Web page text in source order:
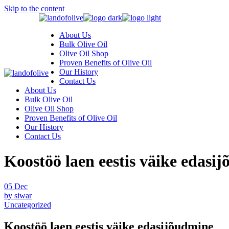
Skip to the content
About Us
Bulk Olive Oil
Olive Oil Shop
Proven Benefits of Olive Oil
Our History
Contact Us
About Us
Bulk Olive Oil
Olive Oil Shop
Proven Benefits of Olive Oil
Our History
Contact Us
Koostöö laen eestis väike
05 Dec
by siwar
Uncategorized
Koostöö laen eestis väike edasijõudmine